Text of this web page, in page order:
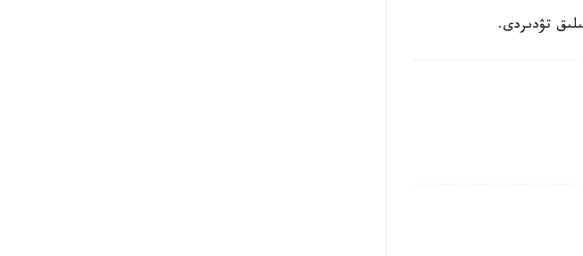
تۋدىردى.